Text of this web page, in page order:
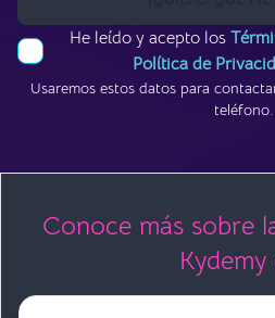
He leído y acepto los
Política de
Usaremos estos datos para
teléfono.
Conoce más sobre
Kydemy